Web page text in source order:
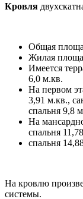
Кровля
Общая
Жилая
Имеется
6,0 м.кв.
На первом
3,91 м.кв.,
спальня 9,8
На
спальня
спальня
На кровлю
системы.